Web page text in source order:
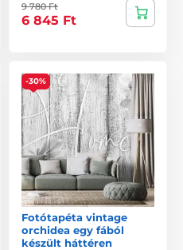
9 780 Ft
6 845 Ft
-30%
Fotótapéta vintage
orchidea egy fából
készült háttéren